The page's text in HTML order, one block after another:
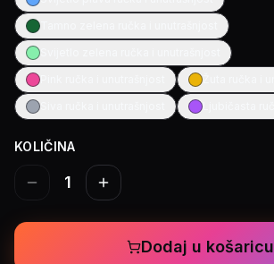
KOLIČINA
1
Dodaj u košaricu